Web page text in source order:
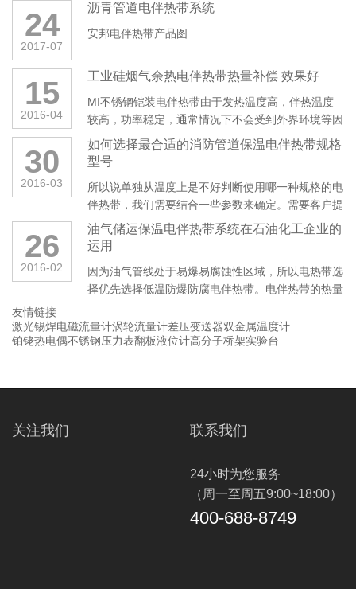
24
2017-07
沥青管道电伴热带系统
安邦电伴热带产品图
15
2016-04
工业硅烟气余热电伴热带热量补偿 效果好
MI不锈钢铠装电伴热带由于发热温度高，伴热温度
较高，功率稳定，通常情况下不会受到外界环境等因
素的影响。不仅适合普通区域的管···
30
2016-03
如何选择最合适的消防管道保温电伴热带规格
型号
所以说单独从温度上是不好判断使用哪一种规格的电
伴热带，我们需要结合一些参数来确定。需要客户提
供的参数： 1、消防管道位···
26
2016-02
油气储运保温电伴热带系统在石油化工企业的
运用
因为油气管线处于易爆易腐蚀性区域，所以电热带选
择优先选择低温防爆防腐电伴热带。电伴热带的热量
友情链接
激光锡焊电磁流量计涡轮流量计差压变送器双金属温度计
铂铑热电偶不锈钢压力表翻板液位计高分子桥架实验台
关注我们 联系我们
24小时为您服务
（周一至周五9:00~18:00）
400-688-8749